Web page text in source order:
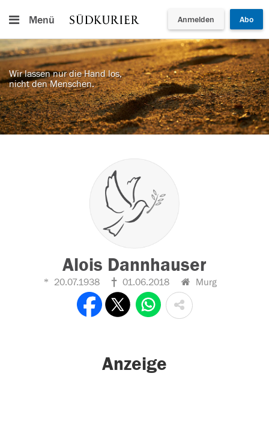
Menü Anmelden Abo
Wir lassen nur die Hand los,
nicht den Menschen.
Alois Dannhauser
20.07.1938 01.06.2018 Murg
Anzeige